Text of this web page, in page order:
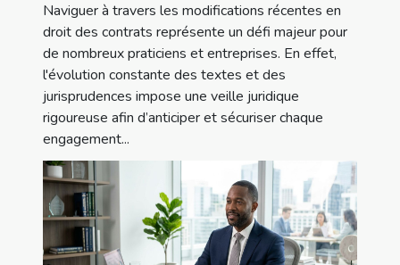
Naviguer à travers les modifications récentes en
droit des contrats représente un défi majeur pour
de nombreux praticiens et entreprises. En effet,
l'évolution constante des textes et des
jurisprudences impose une veille juridique
rigoureuse afin d’anticiper et sécuriser chaque
engagement...